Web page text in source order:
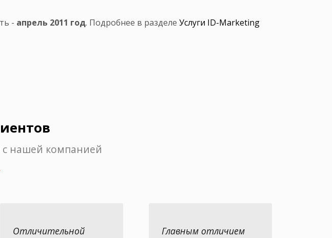
- апрель 2011 год. Подробнее в разделе Услуги ID-Marketing
нашей компанией
Отличительной
Главным отличием